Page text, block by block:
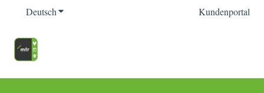
DeutschUntermenü für Übersetzungen anzeigenKundenportal